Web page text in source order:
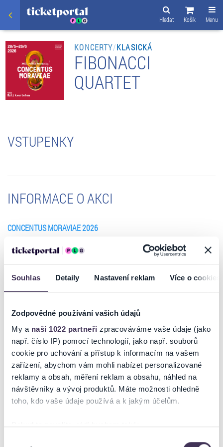
Souhlas Detaily Nastavení reklam Více o cookies
Zodpovědné používání vašich údajů
My a naši 1022 partneři zpracováváme vaše údaje (jako
např. číslo IP) pomocí technologií, jako např. souborů
cookie pro uchování a přístup k informacím na vašem
zařízení, abychom vám mohli nabízet personalizované
reklamy a obsah, měření reklam a obsahu, náhled na
návštěvníky a vývoj produktů. Máte možnosti ohledně
toho, kdo vaše údaje používá a k jakým účelům.
Pokud to povolíte, rádi bychom také:
Menu
Košík
Hledat
KONCERTY/KLASICKÁ
FIBONACCI
QUARTET
VSTUPENKY
INFORMACE O AKCI
CONCENTUS MORAVIAE 2026
Vstupenky můžete zakoupit online přímo na ticketportal.cz -
Další info:
děti, které nedosáhly věku 6 let, zdarma bez vstupenky a bez nároku
více, sleva pro držitele průkazu ZTP a pro držitele průkazu ZTP/P a pro
doprovod držitele průkazu ZTP/P (jedna osoba) - cena po slevě je
uvedena v označení slevy v nákupním košíku - nárok na slevu je třeba
prokázat odpovídajícím dokumentem při vstupu do místa konání /
bezbariérový přístup NEUVEDENO
Na stránkách společnosti Ticketportal si vždy zakoupíte